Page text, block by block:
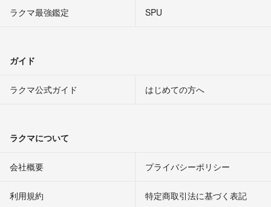
ラクマ最強鑑定
SPU
ガイド
ラクマ公式ガイド はじめての方へ
ラクマについて
会社概要 プライバシーポリシー
利用規約 特定商取引法に基づく表記